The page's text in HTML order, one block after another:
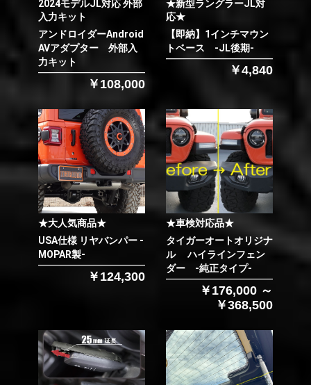
2024モデルJL対応 外部
入力キット
アンドロイダーAndroid
AVアダプター 外部入
力キット
￥108,000
★新型ラングラーJL対
応★
【即納】1インチマウン
トベース -JL後期-
￥4,840
★大人気商品★
USA仕様 リヤバンパー -
MOPAR製-
￥124,300
★車検対応品★
タイガーオートオリジナ
ル ハイラインフェン
ダー -純正タイプ-
￥176,000 ～
￥368,500